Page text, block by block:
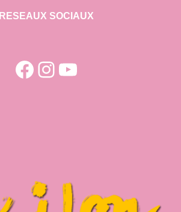
RESEAUX SOCIAUX
Facebook
Instagram
YouTube